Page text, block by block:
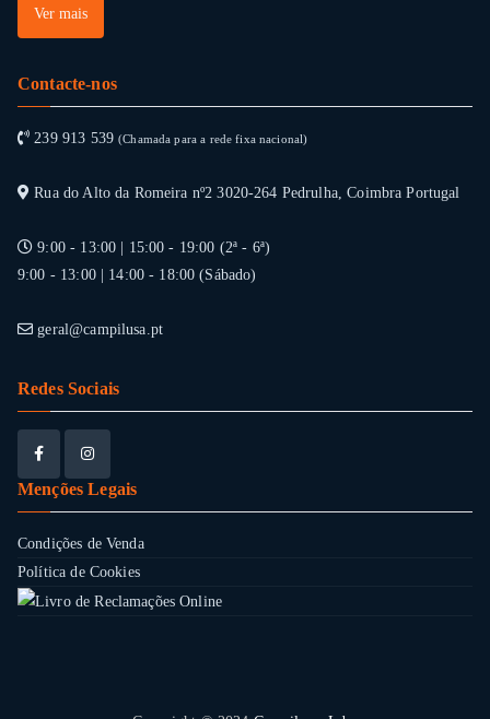
Ver mais
Contacte-nos
239 913 539(Chamada para a rede fixa nacional)
Rua do Alto da Romeira nº2 3020-264 Pedrulha, Coimbra Portugal
9:00 - 13:00 | 15:00 - 19:00 (2ª - 6ª)
9:00 - 13:00 | 14:00 - 18:00 (Sábado)
geral@campilusa.pt
Redes Sociais
Menções Legais
Condições de Venda
Política de Cookies